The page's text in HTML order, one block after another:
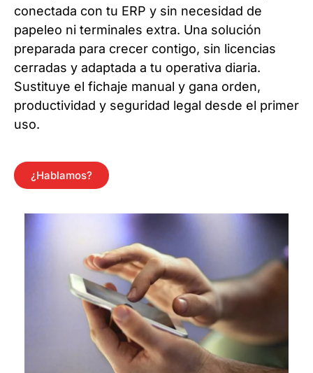
conectada con tu ERP y sin necesidad de
papeleo ni terminales extra. Una solución
preparada para crecer contigo, sin licencias
cerradas y adaptada a tu operativa diaria.
Sustituye el fichaje manual y gana orden,
productividad y seguridad legal desde el primer
uso.
¿Hablamos?